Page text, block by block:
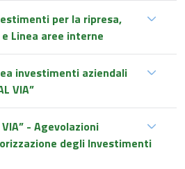
per la ripresa,
Linea aree interne
investimenti aziendali
VIA”
VIA” - Agevolazioni
degli Investimenti